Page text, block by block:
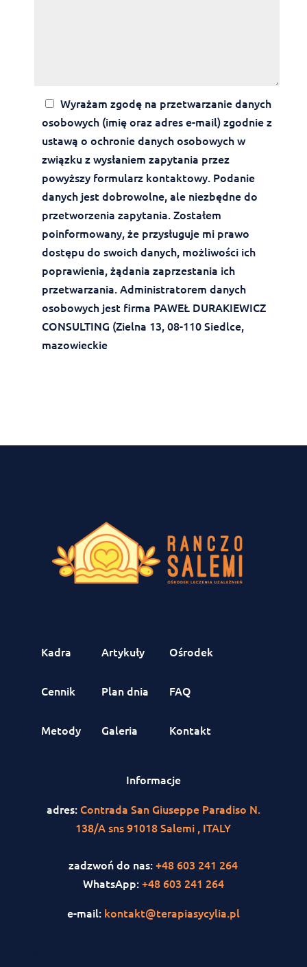
Wyrażam zgodę na przetwarzanie danych
osobowych (imię oraz adres e-mail) zgodnie z
ustawą o ochronie danych osobowych w
związku z wysłaniem zapytania przez
powyższy formularz kontaktowy. Podanie
danych jest dobrowolne, ale niezbędne do
przetworzenia zapytania. Zostałem
poinformowany, że przysługuje mi prawo
dostępu do swoich danych, możliwości ich
poprawienia, żądania zaprzestania ich
przetwarzania. Administratorem danych
osobowych jest firma PAWEŁ DURAKIEWICZ
CONSULTING (Zielna 13, 08-110 Siedlce,
mazowieckie
Kadra Artykuły Ośrodek
Cennik Plan dnia FAQ
Metody Galeria Kontakt
Informacje
adres: Contrada San Giuseppe Paradiso N.
138/A sns 91018 Salemi , ITALY
zadzwoń do nas:+48 603 241 264
WhatsApp:+48 603 241 264
e-mail: kontakt@terapiasycylia.pl